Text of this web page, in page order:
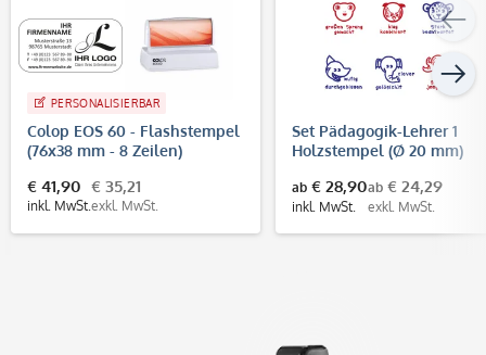
PERSONALISIERBAR
Colop EOS 60 - Flashstempel
(76x38 mm - 8 Zeilen)
€ 41,90
inkl. MwSt.
€ 35,21
exkl. MwSt.
Set Pädagogik-Lehrer 1
Holzstempel (Ø 20 mm)
ab € 28,90
inkl. MwSt.
ab € 24,29
exkl. MwSt.